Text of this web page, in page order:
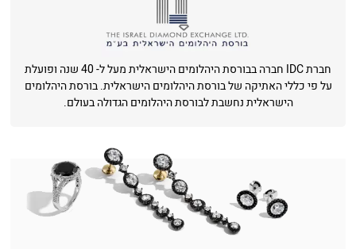
חברת IDC חברה בבורסת היהלומים הישראלית מעל ל- 40 שנה ופועלת
על פי כללי האתיקה של בורסת היהלומים הישראלית. בורסת היהלומים
הישראלית נחשבת לבורסת היהלומים הגדולה בעולם.